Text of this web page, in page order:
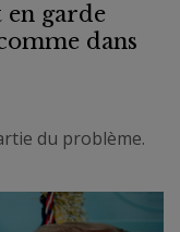
garde
dans
du problème.